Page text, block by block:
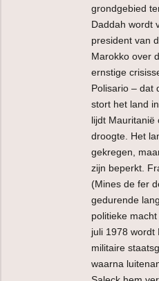
grondgebied
Daddah wordt
president van
Marokko over
ernstige
Polisario – dat
stort het land
lijdt Mauritanië
droogte. Het
gekregen,
zijn beperkt.
(Mines de fer
gedurende
politieke
juli 1978 wordt
militaire
waarna